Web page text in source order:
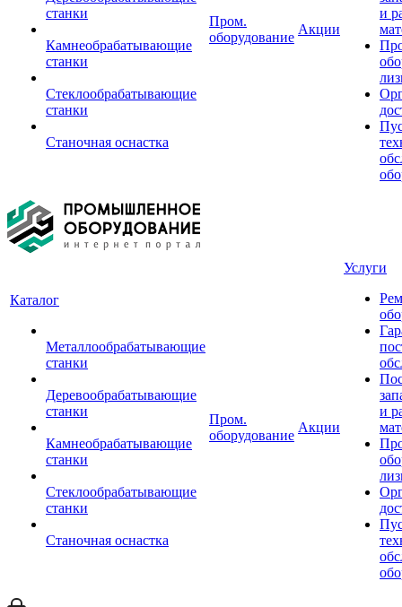
станки
Камнеобрабатывающие
станки
Стеклообрабатывающие
станки
Станочная оснастка
Пром.
оборудование
Акции
и
Каталог
Металлообрабатывающие
станки
Деревообрабатывающие
станки
Камнеобрабатывающие
станки
Стеклообрабатывающие
станки
Станочная оснастка
Пром.
оборудование
Акции
Услуги
и